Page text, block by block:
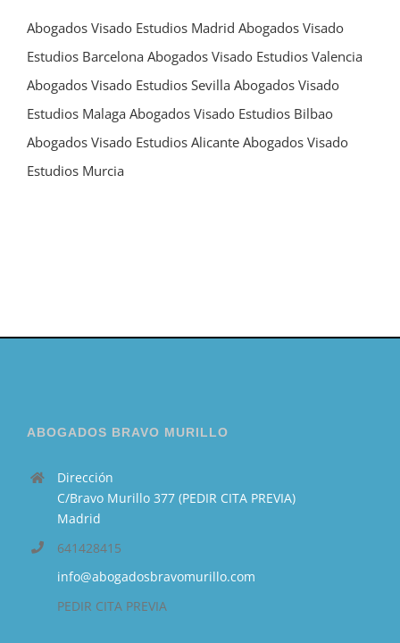
Abogados Visado Estudios Madrid Abogados Visado
Estudios Barcelona Abogados Visado Estudios Valencia
Abogados Visado Estudios Sevilla Abogados Visado
Estudios Malaga Abogados Visado Estudios Bilbao
Abogados Visado Estudios Alicante Abogados Visado
Estudios Murcia
ABOGADOS BRAVO MURILLO
Dirección
C/Bravo Murillo 377 (PEDIR CITA PREVIA)
Madrid
641428415
info@abogadosbravomurillo.com
PEDIR CITA PREVIA